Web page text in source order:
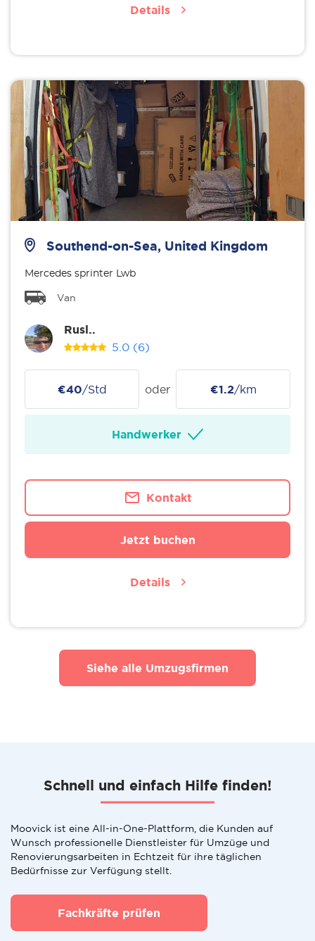
Details
Southend-on-Sea, United Kingdom
Mercedes sprinter Lwb
Van
Rusl..
5.0 (6)
€40/Std oder €1.2/km
Handwerker
Kontakt
Jetzt buchen
Details
Siehe alle Umzugsfirmen
Schnell und einfach Hilfe finden!
Moovick ist eine All-in-One-Plattform, die Kunden auf
Wunsch professionelle Dienstleister für Umzüge und
Renovierungsarbeiten in Echtzeit für ihre täglichen
Bedürfnisse zur Verfügung stellt.
Fachkräfte prüfen